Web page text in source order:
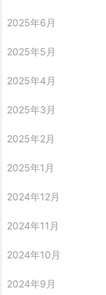
2025年6月
2025年5月
2025年4月
2025年3月
2025年2月
2025年1月
2024年12月
2024年11月
2024年10月
2024年9月